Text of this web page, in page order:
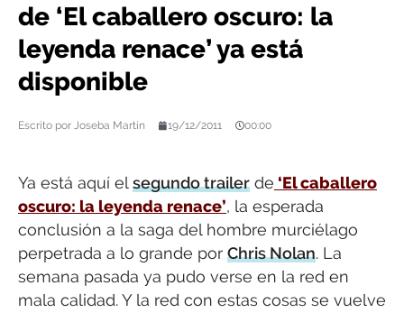
de ‘El caballero oscuro: la
leyenda renace’ ya está
disponible
Escrito por Joseba Martín 19/12/2011 00:00
Ya está aquí el segundo trailer de ‘El caballero
oscuro: la leyenda renace’, la esperada
conclusión a la saga del hombre murciélago
perpetrada a lo grande por Chris Nolan. La
semana pasada ya pudo verse en la red en
mala calidad. Y la red con estas cosas se vuelve